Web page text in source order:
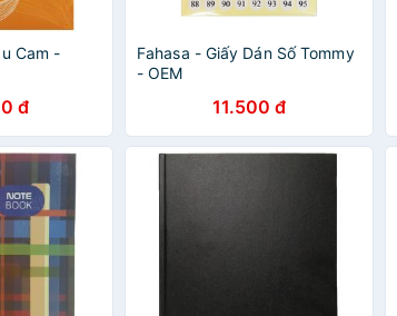
Cam -
đ
Fahasa - Giấy Dán Số Tommy
- OEM
11.500 đ